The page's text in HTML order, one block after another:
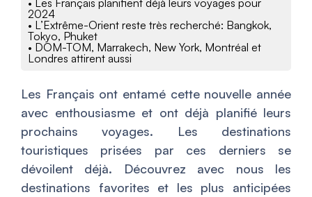
• Les Français planifient déjà leurs voyages pour
2024
• L’Extrême-Orient reste très recherché: Bangkok,
Tokyo, Phuket
• DOM-TOM, Marrakech, New York, Montréal et
Londres attirent aussi
Les Français ont entamé cette nouvelle année
avec enthousiasme et ont déjà planifié leurs
prochains voyages. Les destinations
touristiques prisées par ces derniers se
dévoilent déjà. Découvrez avec nous les
destinations favorites et les plus anticipées